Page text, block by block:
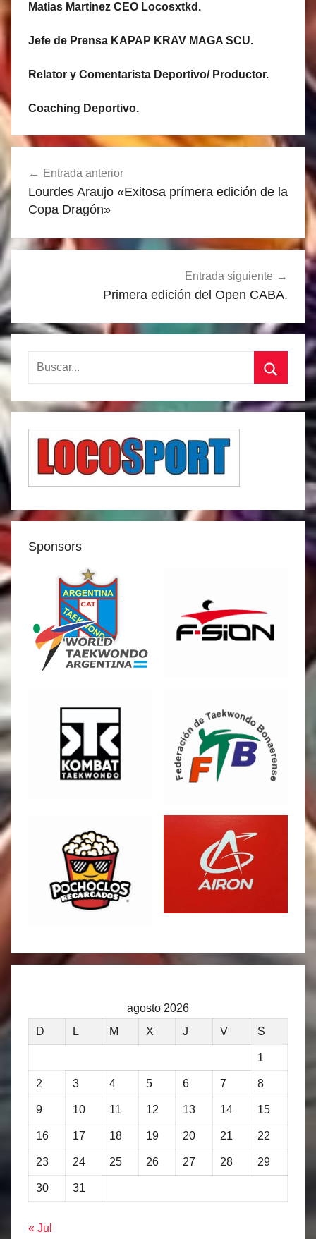
Matias Martinez CEO Locosxtkd.
Jefe de Prensa KAPAP KRAV MAGA SCU.
Relator y Comentarista Deportivo/ Productor.
Coaching Deportivo.
de
entradas
Entrada anterior
Lourdes Araujo «Exitosa prímera edición de la
Copa Dragón»
Entrada siguiente
Primera edición del Open CABA.
Buscar:
Sponsors
agosto 2026
D
L M X J V S
1
2 3 4 5 6 7 8
9 10 11 12 13 14 15
16 17 18 19 20 21 22
23 24 25 26 27 28 29
30 31
« Jul